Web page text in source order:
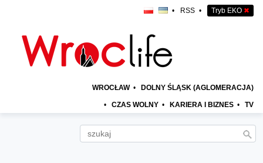
• RSS • Tryb EKO ✖
WROCŁAW • DOLNY ŚLĄSK (AGLOMERACJA)
• CZAS WOLNY • KARIERA I BIZNES • TV